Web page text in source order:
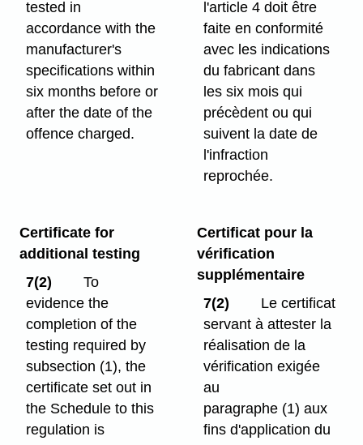
tested in
accordance with the
manufacturer's
specifications within
six months before or
after the date of the
offence charged.
l'article 4 doit être
faite en conformité
avec les indications
du fabricant dans
les six mois qui
précèdent ou qui
suivent la date de
l'infraction
reprochée.
Certificate for
additional testing
7(2)
To
evidence the
completion of the
testing required by
subsection (1), the
certificate set out in
the Schedule to this
regulation is
Certificat pour la
vérification
supplémentaire
7(2)
Le certificat
servant à attester la
réalisation de la
vérification exigée
au
paragraphe (1) aux
fins d'application du